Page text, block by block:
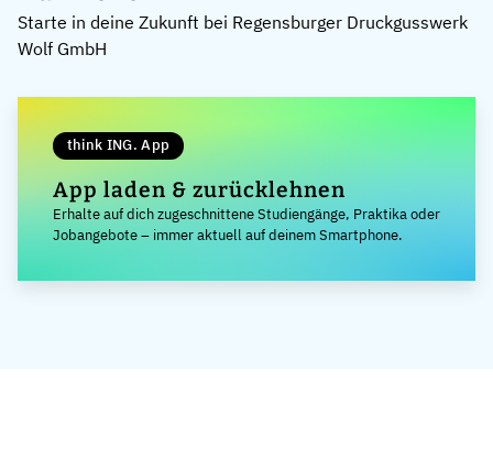
Starte in deine Zukunft bei Regensburger Druckgusswerk
Wolf GmbH
think ING. App
App laden & zurücklehnen
Erhalte auf dich zugeschnittene Studiengänge, Praktika oder
Jobangebote – immer aktuell auf deinem Smartphone.